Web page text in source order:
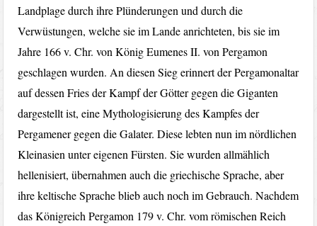
Landplage durch ihre Plünderungen und durch die
Verwüstungen, welche sie im Lande anrichteten, bis sie im
Jahre 166 v. Chr. von König Eumenes II. von Pergamon
geschlagen wurden. An diesen Sieg erinnert der Pergamonaltar
auf dessen Fries der Kampf der Götter gegen die Giganten
dargestellt ist, eine Mythologisierung des Kampfes der
Pergamener gegen die Galater. Diese lebten nun im nördlichen
Kleinasien unter eigenen Fürsten. Sie wurden allmählich
hellenisiert, übernahmen auch die griechische Sprache, aber
ihre keltische Sprache blieb auch noch im Gebrauch. Nachdem
das Königreich Pergamon 179 v. Chr. vom römischen Reich